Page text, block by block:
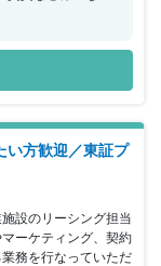
、埼玉、神奈川
する企業です。こ
方からの応募を
(その後正社員登
い方歓迎／東証プ
設のリーシング担当
ーケティング、契約
務を行なっていただ